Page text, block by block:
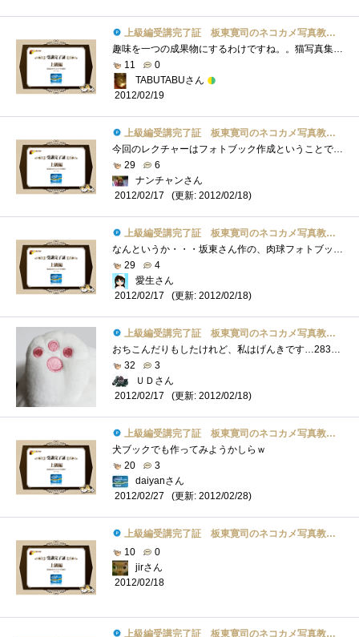
上級編受講完了証 板東寛司のネコカメ写真教室パート2
趣味を一つの成果物にするわけですね。。猫写真集。猫好きにはたまりません。
11
0
TABUTABUさん
2012/02/19
上級編受講完了証 板東寛司のネコカメ写真教室パート2
今回のレクチャーはフォトブック作成ということでためにはなったが､は長過ぎ(^^ゞ
29
6
ナンチャンさん
2012/02/17
(更新: 2012/02/18)
上級編受講完了証 板東寛司のネコカメ写真教室パート2
なんというか・・・坂東さん作の、肉球フォトブックが欲しい！
29
4
愛生さん
2012/02/17
(更新: 2012/02/18)
上級編受講完了証 板東寛司のネコカメ写真教室パート2
おちこんだりもしたけれど、私はげんきです…283個目。
32
3
ＵＤさん
2012/02/17
(更新: 2012/02/18)
上級編受講完了証 板東寛司のネコカメ写真教室パート2
犬ブックでも作ってみようかしらｗ
20
3
daiyanさん
2012/02/27
(更新: 2012/02/28)
上級編受講完了証 板東寛司のネコカメ写真教室パート2
10
0
jirさん
2012/02/18
上級編受講完了証 板東寛司のネコカメ写真教室パート2